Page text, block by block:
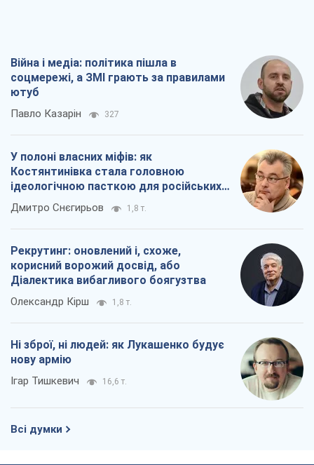
Війна і медіа: політика пішла в
соцмережі, а ЗМІ грають за правилами
ютуб
Павло Казарін 327
У полоні власних міфів: як
Костянтинівка стала головною
ідеологічною пасткою для російських
окупантів
Дмитро Снєгирьов 1,8 т.
Рекрутинг: оновлений і, схоже,
корисний ворожий досвід, або
Діалектика вибагливого боягузтва
Олександр Кірш 1,8 т.
Ні зброї, ні людей: як Лукашенко будує
нову армію
Ігар Тишкевич 16,6 т.
Всі думки